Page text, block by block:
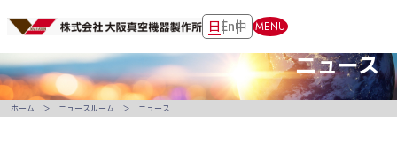
日En中 MENU
ニュース
ホーム ニュースルーム ニュース